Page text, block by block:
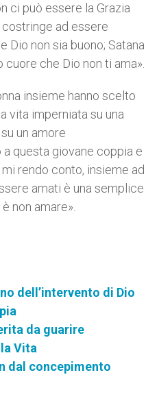
ci può essere la Grazia
ad essere
Dio non sia buono; Satana
che Dio non ti ama».
insieme hanno scelto
vita imperniata su una
un amore
questa giovane coppia e
rendo conto, insieme ad
amati è una semplice
non amare».
dell’intervento di Dio
da guarire
Vita
dal concepimento